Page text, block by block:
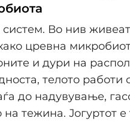
Во нив
цревна
и дури на
телото работи
до надувување,
тежина. Јогуртот е